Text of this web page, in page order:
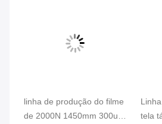
linha de produção do filme
de 2000N 1450mm 300um
tela